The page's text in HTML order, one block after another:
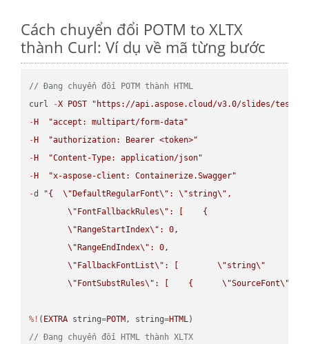
Cách chuyển đổi POTM to XLTX
thành Curl: Ví dụ về mã từng bước
// Đang chuyển đổi POTM thành HTML
curl
-X POST
"https://api.aspose.cloud/v3.0/slides/test-
- H
"accept: multipart/form-data"
- H
"authorization: Bearer <token>"
- H
"Content-Type: application/json"
- H
"x-aspose-client: Containerize.Swagger"
-d "{ \" DefaultRegularFont\" : \"string\" ,
\" FontFallbackRules\" : [    {
\" RangeStartIndex\" : 0,
\" RangeEndIndex\" : 0,
\" FallbackFontList\" : [ \"string\"
\" FontSubstRules\" : [    { \"SourceFont\"
%! ( EXTRA string=POTM , string=HTML
// Đang chuyển đổi HTML thành XLTX